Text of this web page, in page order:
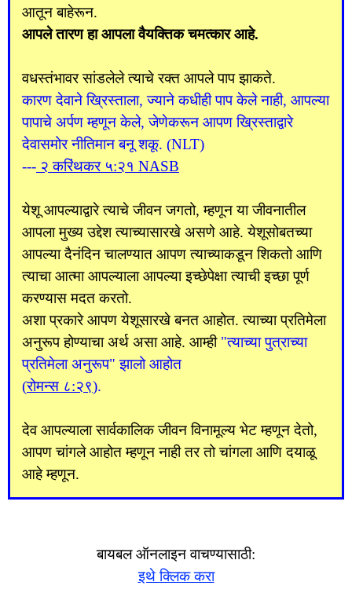
आतून बाहेरून.
आपले तारण हा आपला वैयक्तिक चमत्कार आहे.
वधस्तंभावर सांडलेले त्याचे रक्त आपले पाप झाकते.
कारण देवाने ख्रिस्ताला, ज्याने कधीही पाप केले नाही, आपल्या
पापाचे अर्पण म्हणून केले, जेणेकरून आपण ख्रिस्ताद्वारे
देवासमोर नीतिमान बनू शकू. (NLT)
--- २ करिंथकर ५:२१ NASB
येशू आपल्याद्वारे त्याचे जीवन जगतो, म्हणून या जीवनातील
आपला मुख्य उद्देश त्याच्यासारखे असणे आहे. येशूसोबतच्या
आपल्या दैनंदिन चालण्यात आपण त्याच्याकडून शिकतो आणि
त्याचा आत्मा आपल्याला आपल्या इच्छेपेक्षा त्याची इच्छा पूर्ण
करण्यास मदत करतो.
अशा प्रकारे आपण येशूसारखे बनत आहोत. त्याच्या प्रतिमेला
अनुरूप होण्याचा अर्थ असा आहे. आम्ही "त्याच्या पुत्राच्या
प्रतिमेला अनुरूप" झालो आहोत
(रोमन्स ८:२९).
देव आपल्याला सार्वकालिक जीवन विनामूल्य भेट म्हणून देतो,
आपण चांगले आहोत म्हणून नाही तर तो चांगला आणि दयाळू
आहे म्हणून.
बायबल ऑनलाइन वाचण्यासाठी:
इथे क्लिक करा